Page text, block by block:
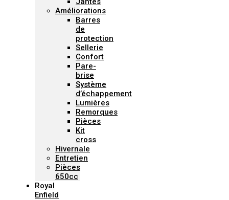
Améliorations
Barres
de
protection
Sellerie
Confort
Pare-
brise
Système
d’échappement
Lumières
Remorques
Pièces
Kit
cross
Hivernale
Entretien
Pièces
650cc
Royal
Enfield